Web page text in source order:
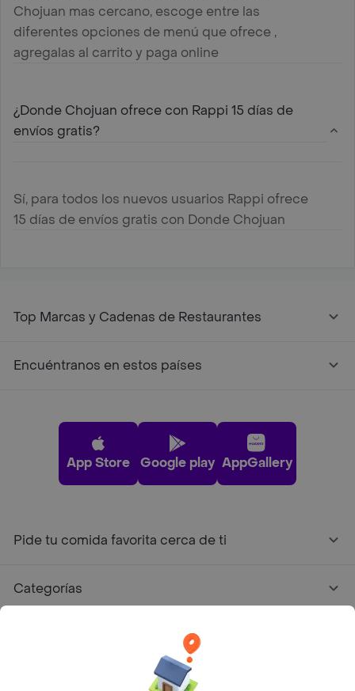
Chojuan mas cercano, escoge entre las
diferentes opciones de menú que ofrece ,
agregalas al carrito y paga online
¿Donde Chojuan ofrece con Rappi 15 días de
envíos gratis?
Sí, para todos los nuevos usuarios Rappi ofrece
15 días de envíos gratis con Donde Chojuan
Top Marcas y Cadenas de Restaurantes
Encuéntranos en estos países
App Store Google play AppGallery
Pide tu comida favorita cerca de ti
Categorías